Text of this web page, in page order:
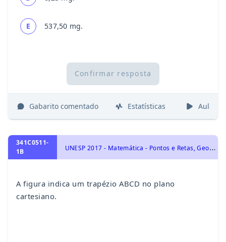
E 537,50 mg.
Confirmar resposta
Gabarito comentado Estatísticas Aulas
341C0511-
1B
U
NESP 2017 - Matemática - Pontos e Retas, Geometria Analítica
A figura indica um trapézio ABCD no plano
cartesiano.